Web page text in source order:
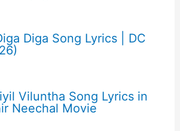
Diga Song Lyrics | DC
Viluntha Song Lyrics in
Neechal Movie